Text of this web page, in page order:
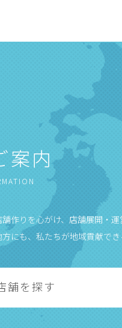
案内
作りを心がけ、店舗展開・運
も、私たちが地域貢献でき
舗を探す